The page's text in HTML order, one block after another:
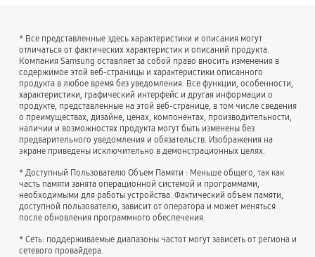
* Все представленные здесь характеристики и описания могут
отличаться от фактических характеристик и описаний продукта.
Компания Samsung оставляет за собой право вносить изменения в
содержимое этой веб-страницы и характеристики описанного
продукта в любое время без уведомления. Все функции, особенности,
характеристики, графический интерфейс и другая информации о
продукте, представленные на этой веб-странице, в том числе сведения
о преимуществах, дизайне, ценах, компонентах, производительности,
наличии и возможностях продукта могут быть изменены без
предварительного уведомления и обязательств. Изображения на
экране приведены исключительно в демонстрационных целях.
* Доступный Пользователю Объем Памяти : Меньше общего, так как
часть памяти занята операционной системой и программами,
необходимыми для работы устройства. Фактический объем памяти,
доступной пользователю, зависит от оператора и может меняться
после обновления программного обеспечения.
* Сеть: поддерживаемые диапазоны частот могут зависеть от региона и
сетевого провайдера.